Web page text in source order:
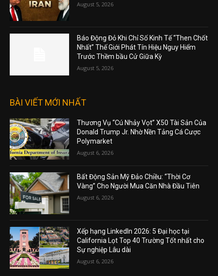
August 5, 2026
Báo Động Đỏ Khi Chỉ Số Kinh Tế “Then Chốt
Nhất” Thế Giới Phát Tín Hiệu Nguy Hiểm
Trước Thềm bầu Cử Giữa Kỳ
August 5, 2026
BÀI VIẾT MỚI NHẤT
Thương Vụ “Cú Nhảy Vọt” X50 Tài Sản Của
Donald Trump Jr. Nhờ Nền Tảng Cá Cược
Polymarket
August 6, 2026
Bất Động Sản Mỹ Đảo Chiều: “Thời Cơ
Vàng” Cho Người Mua Căn Nhà Đầu Tiên
August 6, 2026
Xếp hạng LinkedIn 2026: 5 Đại học tại
California Lọt Top 40 Trường Tốt nhất cho
Sự nghiệp Lâu dài
August 6, 2026